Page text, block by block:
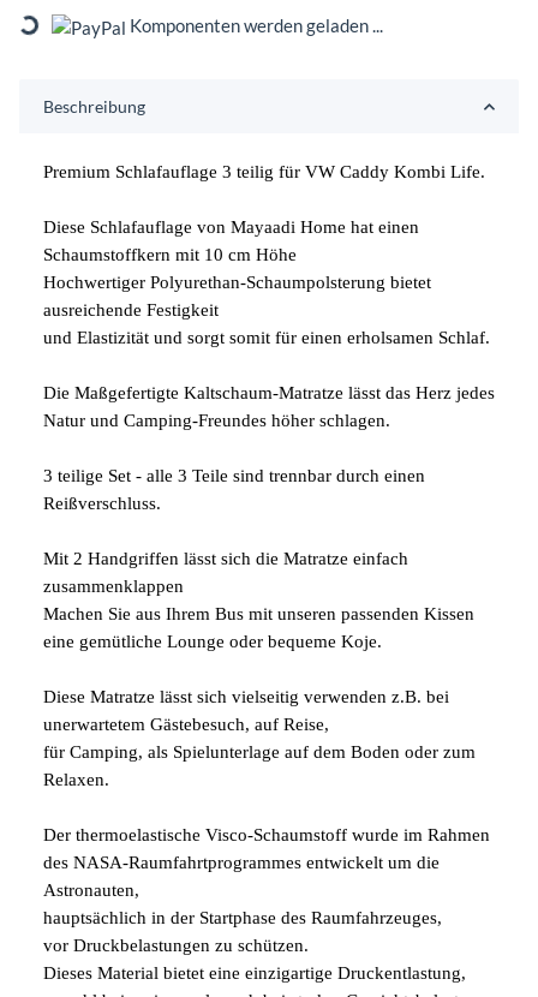
Loading... Komponenten werden geladen ...
Beschreibung
Premium Schlafauflage 3 teilig für VW Caddy Kombi Life.
Diese Schlafauflage von Mayaadi Home hat einen
Schaumstoffkern mit 10 cm Höhe
Hochwertiger Polyurethan-Schaumpolsterung bietet
ausreichende Festigkeit
und Elastizität und sorgt somit für einen erholsamen Schlaf.
Die Maßgefertigte Kaltschaum-Matratze lässt das Herz jedes
Natur und Camping-Freundes höher schlagen.
3 teilige Set - alle 3 Teile sind trennbar durch einen
Reißverschluss.
Mit 2 Handgriffen lässt sich die Matratze einfach
zusammenklappen
Machen Sie aus Ihrem Bus mit unseren passenden Kissen
eine gemütliche Lounge oder bequeme Koje.
Diese Matratze lässt sich vielseitig verwenden z.B. bei
unerwartetem Gästebesuch, auf Reise,
für Camping, als Spielunterlage auf dem Boden oder zum
Relaxen.
Der thermoelastische Visco-Schaumstoff wurde im Rahmen
des NASA-Raumfahrtprogrammes entwickelt um die
Astronauten,
hauptsächlich in der Startphase des Raumfahrzeuges,
vor Druckbelastungen zu schützen.
Dieses Material bietet eine einzigartige Druckentlastung,